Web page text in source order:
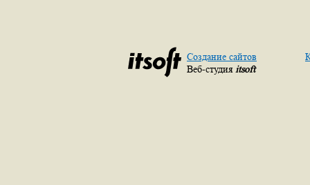
Создание сайтов
Веб-студия itsoft